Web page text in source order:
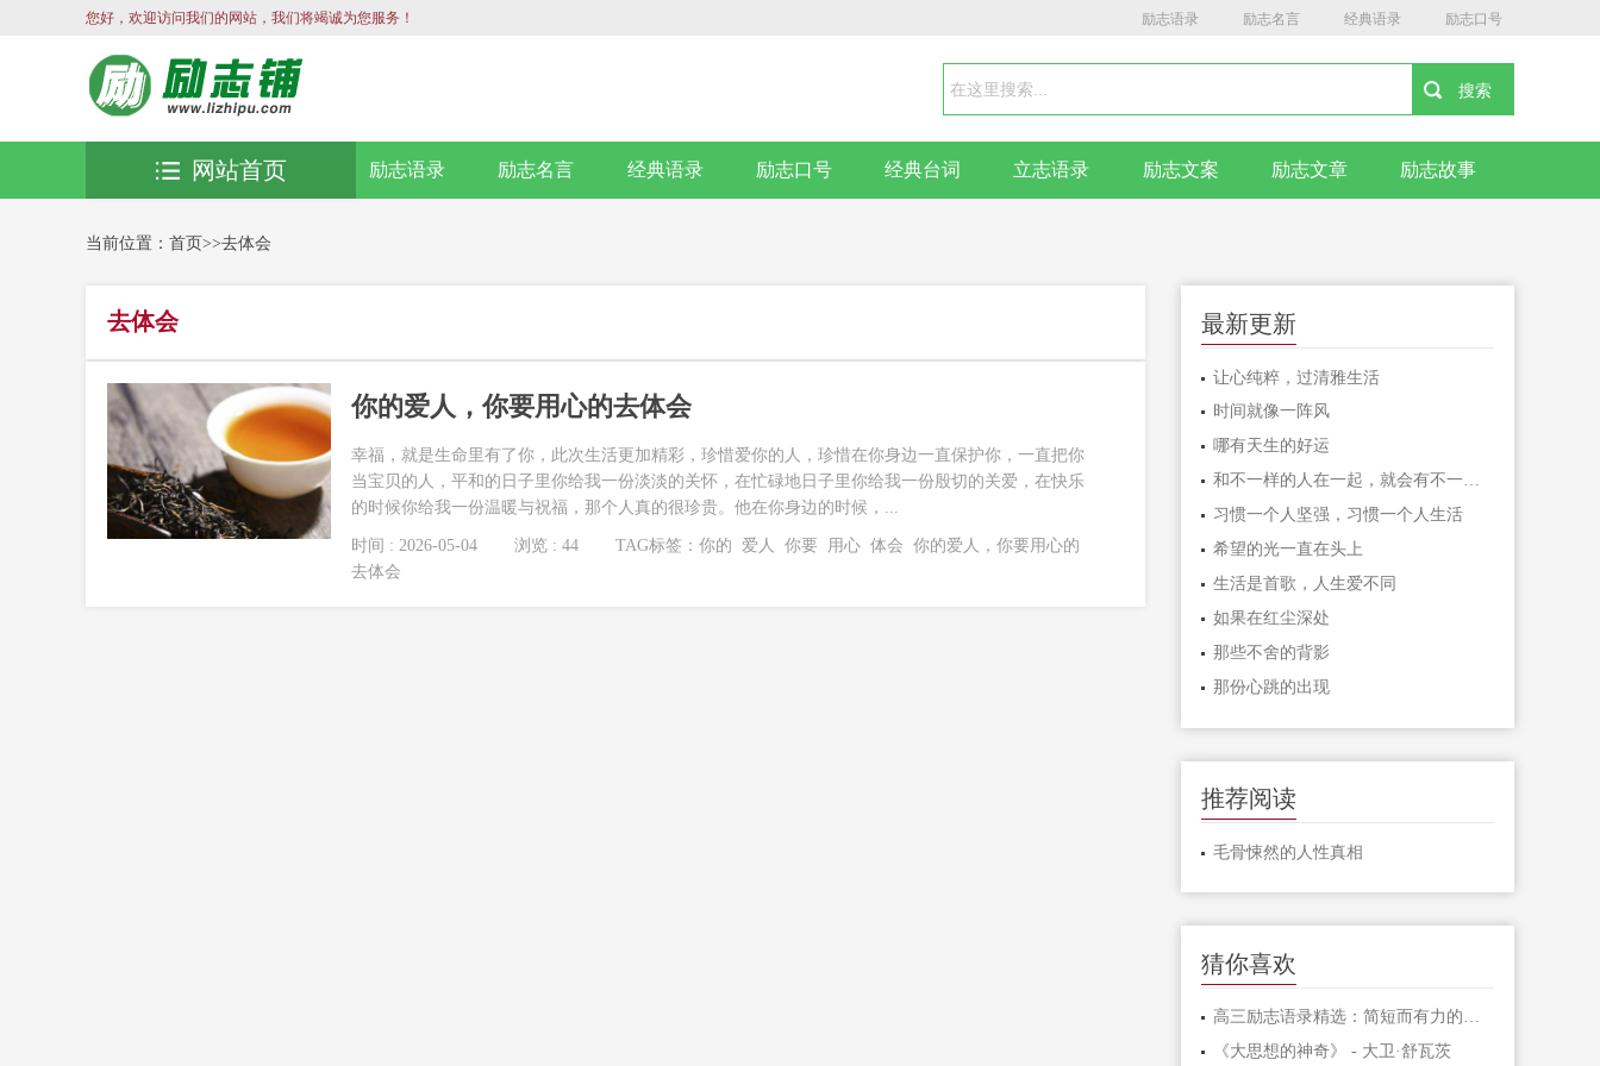
您好，欢迎访问我们的网站，我们将竭诚为您服务！ 励志语录 励志名言 经典语录 励志口号
励志语录 励志名言 经典语录 励志口号 经典台词 立志语录 励志文案 励志文章 励志故事
网站首页
当前位置： 首页>>去体会
去体会
你的爱人，你要用心的去体会
幸福，就是生命里有了你，此次生活更加精彩，珍惜爱你的人，珍惜在你身边一直保护你，一直把你
当宝贝的人，平和的日子里你给我一份淡淡的关怀，在忙碌地日子里你给我一份殷切的关爱，在快乐
的时候你给我一份温暖与祝福，那个人真的很珍贵。他在你身边的时候，...
时间 : 2026-05-04 浏览 : 44 TAG标签：你的 爱人 你要 用心 体会
你的爱人，你要用心的
去体会
最新更新
让心纯粹，过清雅生活
时间就像一阵风
哪有天生的好运
和不一样的人在一起，就会有不一样的人生
习惯一个人坚强，习惯一个人生活
希望的光一直在头上
生活是首歌，人生爱不同
如果在红尘深处
那些不舍的背影
那份心跳的出现
推荐阅读
毛骨悚然的人性真相
猜你喜欢
高三励志语录精选：简短而有力的激励句子
《大思想的神奇》 - 大卫·舒瓦茨